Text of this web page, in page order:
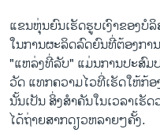
ແຂນຫຸ່ນຍົນ​ເຮັດຮູບເງົາຂອ​ງ​ບໍ​
ໃນການຜະລິດລົດຍົນທີ່ຕ້ອງກາ
"ແຫລ່ງ​ທີ່ລັບ" ແມ່ນການປະສົມ
ວັດ ແທກຄວາມໄວທີ່ເຮັດໃຫ້ກ້
ນັ້ນເປັນ ສິ່ງສໍາຄັນໃນ​ເວ​ລາ​ເຮັ
ໄດ້ຖ່າຍສາກ​ດຽວຫລາຍໆຄັ້ງ.